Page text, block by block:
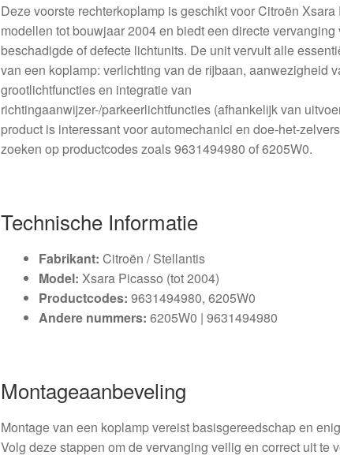
Deze voorste rechterkoplamp is geschikt voor Citroën Xsara
modellen tot bouwjaar 2004 en biedt een directe vervanging
beschadigde of defecte lichtunits. De unit vervult alle
van een koplamp: verlichting van de rijbaan, aanwezigheid
grootlichtfuncties en integratie van
richtingaanwijzer-/parkeerlichtfuncties (afhankelijk van
product is interessant voor automechanici en doe-het-
zoeken op productcodes zoals 9631494980 of 6205W0.
Technische Informatie
Fabrikant: Citroën / Stellantis
Model: Xsara Picasso (tot 2004)
Productcodes: 9631494980, 6205W0
Andere nummers: 6205W0 | 9631494980
Montageaanbeveling
Montage van een koplamp vereist basisgereedschap en
Volg deze stappen om de vervanging veilig en correct uit te